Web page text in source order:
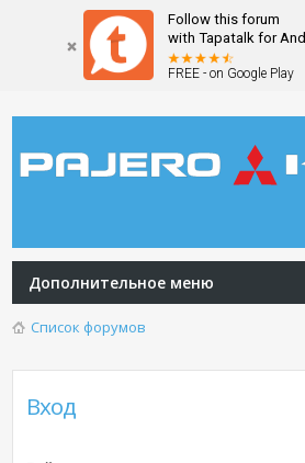
Follow this forum
with Tapatalk for
FREE - on Google Play
Дополнительное меню
Список форумов
Вход